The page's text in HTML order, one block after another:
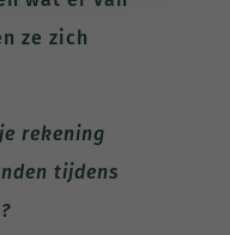
ze zich
rekening
tijdens